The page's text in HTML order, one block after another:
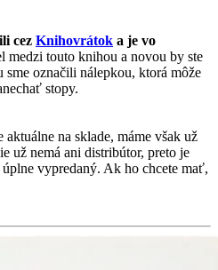
cez Knihovrátok a je vo
medzi touto knihou a novou by ste
sme označili nálepkou, ktorá môže
stopy.
aktuálne na sklade, máme však už
už nemá ani distribútor, preto je
vypredaný. Ak ho chcete mať,